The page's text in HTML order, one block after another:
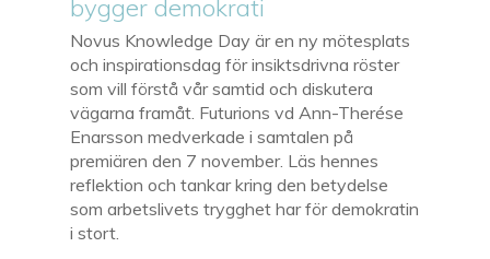
bygger demokrati
Novus Knowledge Day är en ny mötesplats
och inspirationsdag för insiktsdrivna röster
som vill förstå vår samtid och diskutera
vägarna framåt. Futurions vd Ann-Therése
Enarsson medverkade i samtalen på
premiären den 7 november. Läs hennes
reflektion och tankar kring den betydelse
som arbetslivets trygghet har för demokratin
i stort.